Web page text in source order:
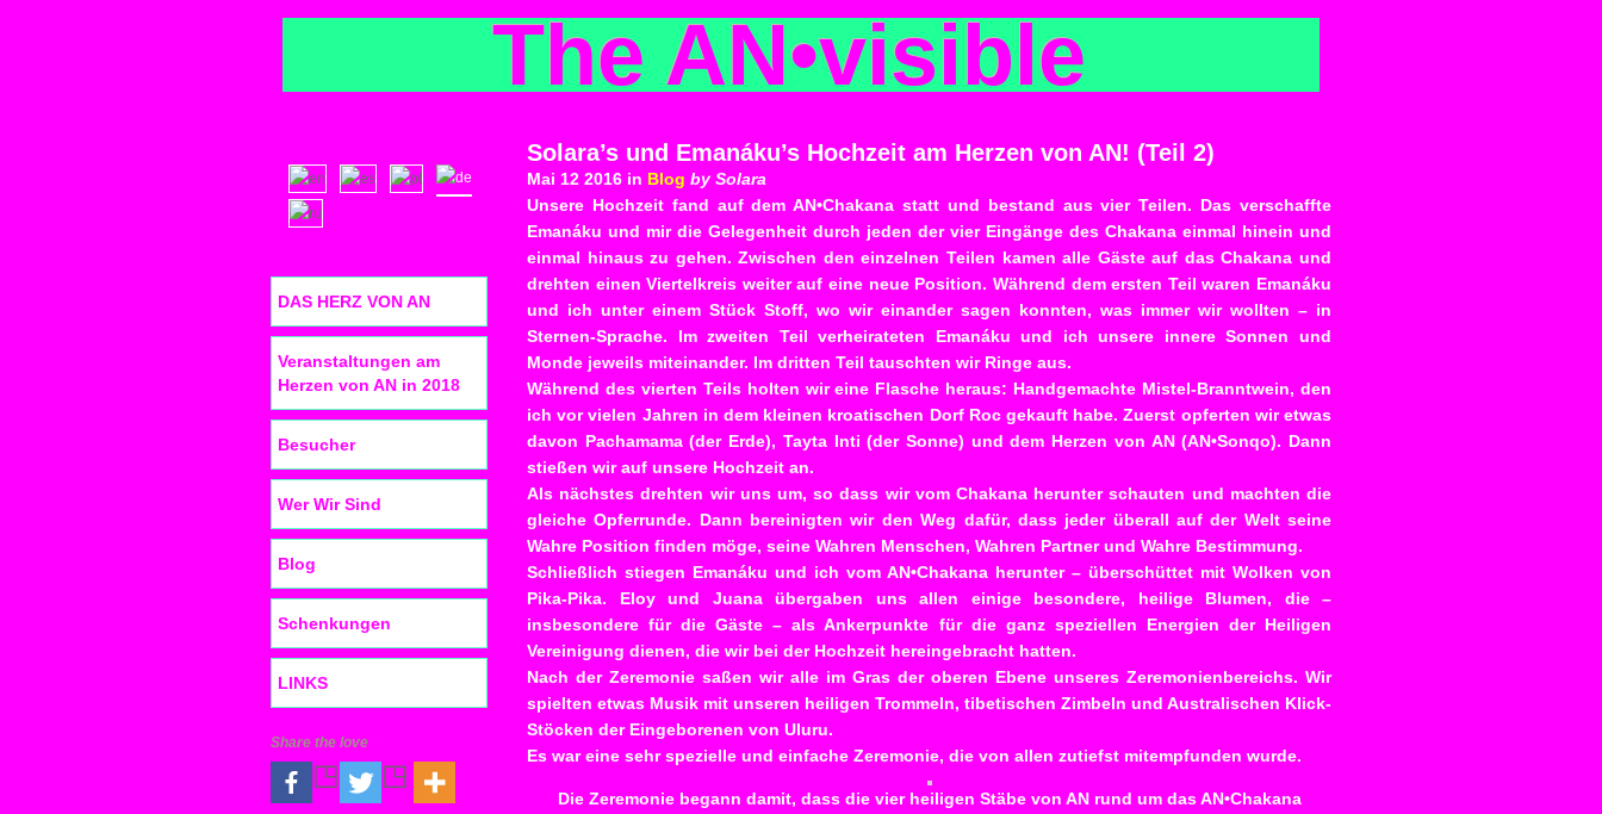
The AN•visible
Solara’s und Emanáku’s Hochzeit am Herzen von AN! (Teil 2)
Mai 12 2016 in Blog by Solara
Unsere Hochzeit fand auf dem AN•Chakana statt und bestand aus vier Teilen. Das verschaffte
Emanáku und mir die Gelegenheit durch jeden der vier Eingänge des Chakana einmal hinein und
einmal hinaus zu gehen. Zwischen den einzelnen Teilen kamen alle Gäste auf das Chakana und
drehten einen Viertelkreis weiter auf eine neue Position. Während dem ersten Teil waren Emanáku
und ich unter einem Stück Stoff, wo wir einander sagen konnten, was immer wir wollten – in
Sternen-Sprache. Im zweiten Teil verheirateten Emanáku und ich unsere innere Sonnen und
Monde jeweils miteinander. Im dritten Teil tauschten wir Ringe aus.
Während des vierten Teils holten wir eine Flasche heraus: Handgemachte Mistel-Branntwein, den
ich vor vielen Jahren in dem kleinen kroatischen Dorf Roc gekauft habe. Zuerst opferten wir etwas
davon Pachamama (der Erde), Tayta Inti (der Sonne) und dem Herzen von AN (AN•Sonqo). Dann
stießen wir auf unsere Hochzeit an.
Als nächstes drehten wir uns um, so dass wir vom Chakana herunter schauten und machten die
gleiche Opferrunde. Dann bereinigten wir den Weg dafür, dass jeder überall auf der Welt seine
Wahre Position finden möge, seine Wahren Menschen, Wahren Partner und Wahre Bestimmung.
Schließlich stiegen Emanáku und ich vom AN•Chakana herunter – überschüttet mit Wolken von
Pika-Pika. Eloy und Juana übergaben uns allen einige besondere, heilige Blumen, die –
insbesondere für die Gäste – als Ankerpunkte für die ganz speziellen Energien der Heiligen
Vereinigung dienen, die wir bei der Hochzeit hereingebracht hatten.
Nach der Zeremonie saßen wir alle im Gras der oberen Ebene unseres Zeremonienbereichs. Wir
spielten etwas Musik mit unseren heiligen Trommeln, tibetischen Zimbeln und Australischen Klick-
Stöcken der Eingeborenen von Uluru.
Es war eine sehr spezielle und einfache Zeremonie, die von allen zutiefst mitempfunden wurde.
Die Zeremonie begann damit, dass die vier heiligen Stäbe von AN rund um das AN•Chakana
DAS HERZ VON AN
Veranstaltungen am
Herzen von AN in 2018
Besucher
Wer Wir Sind
Blog
Schenkungen
LINKS
Share the love